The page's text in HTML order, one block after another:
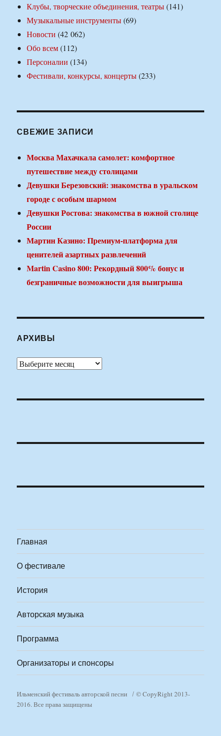
Клубы, творческие объединения, театры(141)
Музыкальные инструменты(69)
Новости (42 062)
Обо всем(112)
Персоналии (134)
Фестивали, конкурсы, концерты(233)
СВЕЖИЕ ЗАПИСИ
Москва Махачкала самолет: комфортное
путешествие между столицами
Девушки Березовский: знакомства в уральском
городе с особым шармом
Девушки Ростова: знакомства в южной столице
России
Мартин Казино: Премиум-платформа для
ценителей азартных развлечений
Martin Casino 800: Рекордный 800% бонус и
безграничные возможности для выигрыша
АРХИВЫ
Архивы
Главная
О фестивале
История
Авторская музыка
Программа
Организаторы и спонсоры
Ильменский фестиваль авторской песни
© CopyRight 2013-
2016. Все права защищены